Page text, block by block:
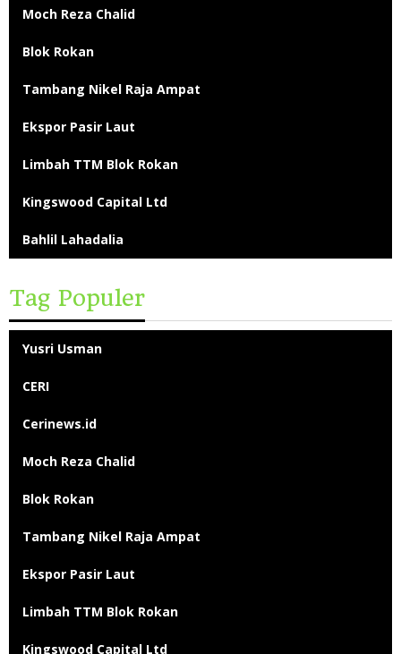
Moch Reza Chalid
Blok Rokan
Tambang Nikel Raja Ampat
Ekspor Pasir Laut
Limbah TTM Blok Rokan
Kingswood Capital Ltd
Bahlil Lahadalia
Tag Populer
Yusri Usman
CERI
Cerinews.id
Moch Reza Chalid
Blok Rokan
Tambang Nikel Raja Ampat
Ekspor Pasir Laut
Limbah TTM Blok Rokan
Kingswood Capital Ltd